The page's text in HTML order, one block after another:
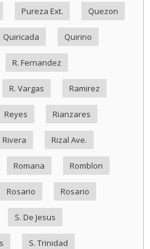
Pureza Ext. Quezon
Quiricada Quirino
R. Fernandez
R. Vargas Ramirez
Reyes Rianzares
Rivera Rizal Ave.
Romana Romblon
Rosario Rosario
S. De Jesus
S. Trinidad